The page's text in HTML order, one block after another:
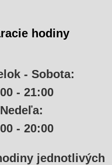
hodiny
- Sobota:
- 21:00
Nedeľa:
- 20:00
jednotlivých